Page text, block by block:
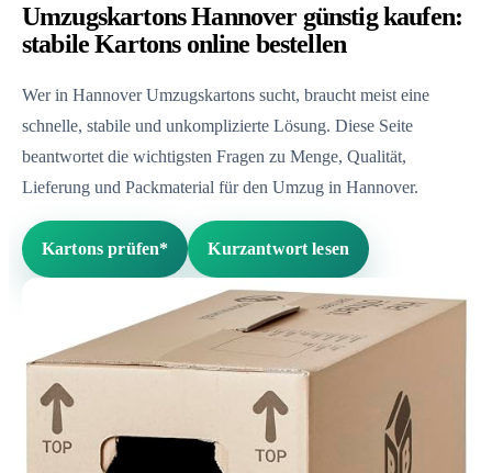
Umzugskartons Hannover günstig kaufen:
stabile Kartons online bestellen
Wer in Hannover Umzugskartons sucht, braucht meist eine
schnelle, stabile und unkomplizierte Lösung. Diese Seite
beantwortet die wichtigsten Fragen zu Menge, Qualität,
Lieferung und Packmaterial für den Umzug in Hannover.
Kartons prüfen* Kurzantwort lesen